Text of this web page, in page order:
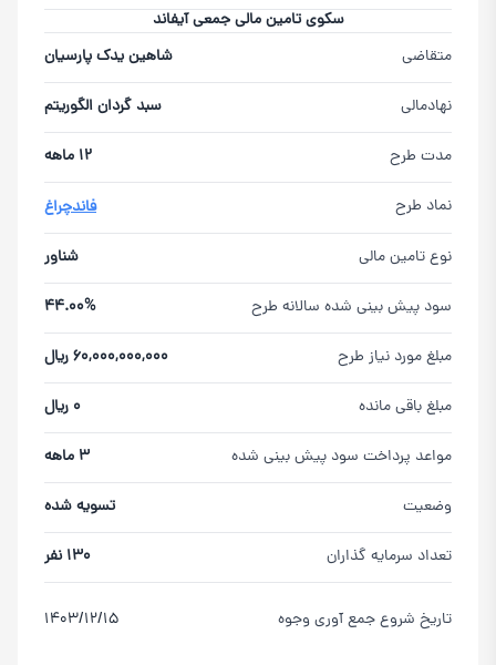
سکوی تامین مالی جمعی آیفاند
متقاضی
شاهین یدک پارسیان
نهادمالی سبد گردان الگوریتم
مدت طرح 12 ماهه
نماد طرح فاندچراغ
نوع تامین مالی شناور
سود پیش بینی شده سالانه طرح 44.00%
مبلغ مورد نیاز طرح 60,000,000,000 ریال
مبلغ باقی مانده 0 ریال
مواعد پرداخت سود پیش بینی شده 3 ماهه
وضعیت تسویه شده
تعداد سرمایه گذاران 130 نفر
تاریخ شروع جمع آوری وجوه 1403/12/15